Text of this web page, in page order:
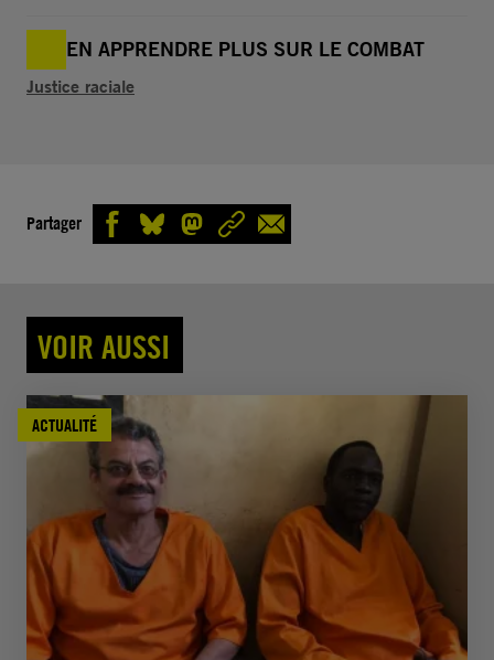
EN APPRENDRE PLUS SUR LE COMBAT
Justice raciale
Partager
VOIR AUSSI
ACTUALITÉ